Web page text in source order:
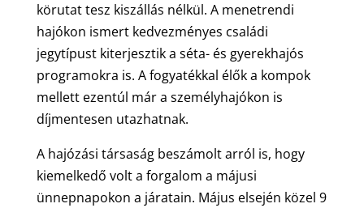
körutat tesz kiszállás nélkül. A menetrendi
hajókon ismert kedvezményes családi
jegytípust kiterjesztik a séta- és gyerekhajós
programokra is. A fogyatékkal élők a kompok
mellett ezentúl már a személyhajókon is
díjmentesen utazhatnak.
A hajózási társaság beszámolt arról is, hogy
kiemelkedő volt a forgalom a májusi
ünnepnapokon a járatain. Május elsején közel 9